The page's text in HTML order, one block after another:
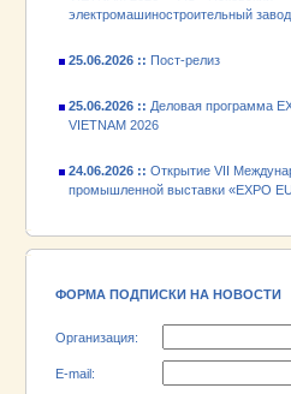
VIETNAM 2026
промышленной выставки «EXPO
VIETNAM 2026»
VIETNAM 2026» - АО «Псковский
ФОРМА ПОДПИСКИ НА НОВОСТИ
Организация:
E-mail: